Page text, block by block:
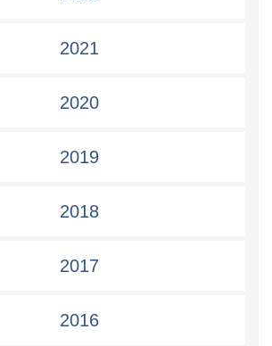
2021
2020
2019
2018
2017
2016